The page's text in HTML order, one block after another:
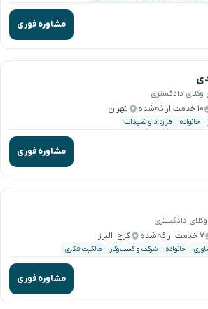
مشاوره فوری
وکلای دادگستری
۱۰ خدمت ارائه‌شده تهران
خانواده قرارداد و تعهدات
مشاوره فوری
وکلای دادگستری
۷ خدمت ارائه‌شده کرج، البرز
خانواده شرکت و کسب‌وکار مالکیت فکری
مشاوره فوری